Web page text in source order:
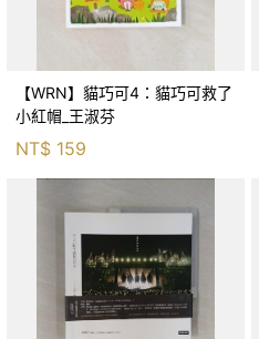
【WRN】貓巧可4：貓巧可救了
小紅帽_王淑芬
NT$ 159